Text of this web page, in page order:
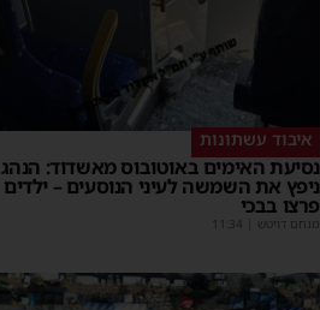
איבוד עשתונות
נסיעת האימים באוטובוס מאשדוד: הנהג
ניפץ את השמשה לעיני הנוסעים – ילדים
פרצו בבכי
מנחם דויטש 11:34